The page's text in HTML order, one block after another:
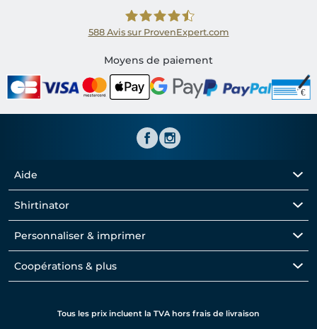
Shirtinator FR
588 Avis sur ProvenExpert.com
Moyens de paiement
Aide
Shirtinator
Personnaliser & imprimer
Coopérations & plus
Tous les prix incluent la TVA hors frais de livraison